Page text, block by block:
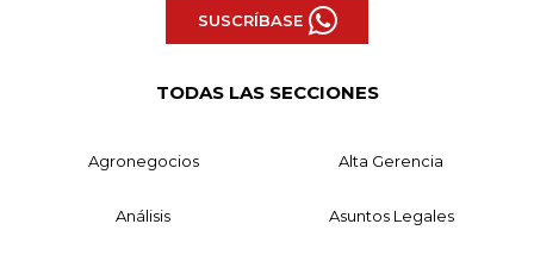
SUSCRÍBASE
TODAS LAS SECCIONES
Agronegocios Alta Gerencia
Análisis Asuntos Legales